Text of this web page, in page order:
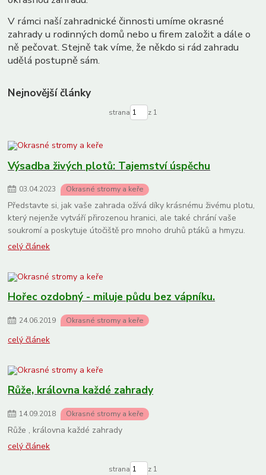
V rámci naší zahradnické činnosti umíme okrasné
zahrady u rodinných domů nebo u firem založit a dále o
ně pečovat. Stejně tak víme, že někdo si rád zahradu
udělá postupně sám.
Nejnovější články
strana z 1
Výsadba živých plotů: Tajemství úspěchu
03.04.2023 Okrasné stromy a keře
Představte si, jak vaše zahrada ožívá díky krásnému živému plotu,
který nejenže vytváří přirozenou hranici, ale také chrání vaše
soukromí a poskytuje útočiště pro mnoho druhů ptáků a hmyzu.
celý článek
Hořec ozdobný - miluje půdu bez vápníku.
24.06.2019 Okrasné stromy a keře
celý článek
Růže, královna každé zahrady
14.09.2018 Okrasné stromy a keře
Růže , královna každé zahrady
celý článek
strana z 1